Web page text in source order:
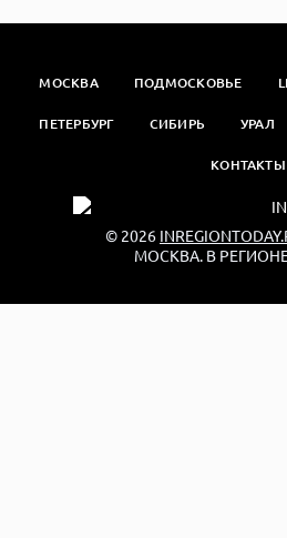
МОСКВА ПОДМОСКОВЬЕ
ПЕТЕРБУРГ СИБИРЬ УРАЛ
КОНТАКТЫ
© 2026
МОСКВА. В